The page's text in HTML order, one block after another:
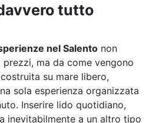
tutto
nel Salento non
ma da come vengono
costruita su mare libero,
sola esperienza organizzata
Inserire lido quotidiano,
inevitabilmente a un altro tipo